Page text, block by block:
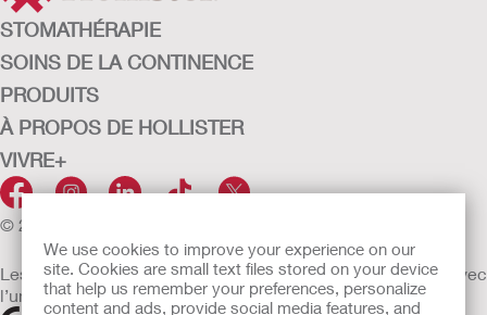
We use cookies to improve your experience on our
site. Cookies are small text files stored on your device
that help us remember your preferences, personalize
content and ads, provide social media features, and
STOMATHÉRAPIE
SOINS DE LA CONTINENCE
PRODUITS
À PROPOS DE HOLLISTER
VIVRE+
© 2026 Hollister Incorporated
Les dispositifs médicaux vendus dans l’UE sont marqués avec
l’un des symboles suivants selon le besoin